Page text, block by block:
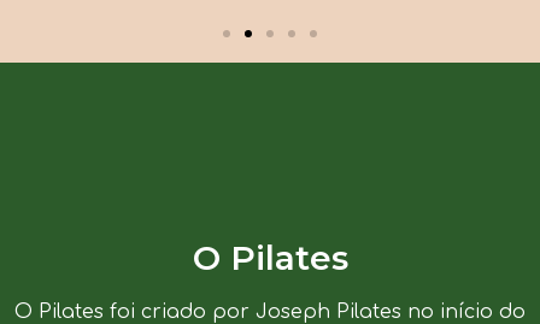
O Pilates
O Pilates foi criado por Joseph Pilates no início do